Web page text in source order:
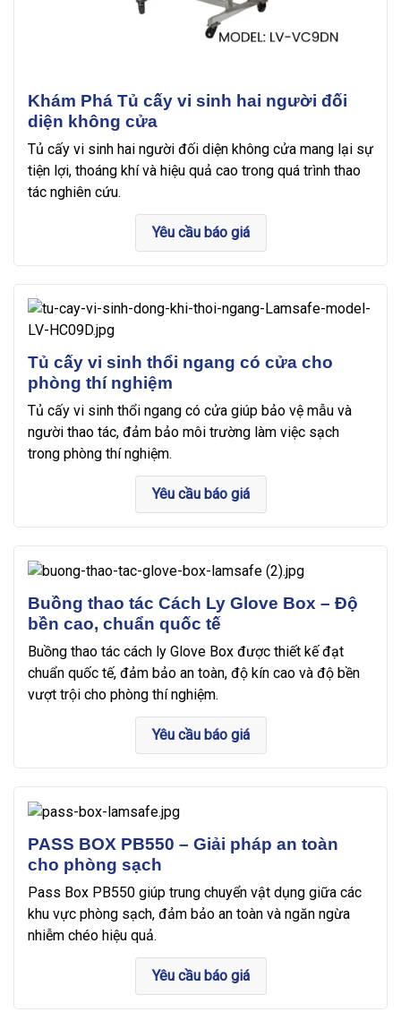
Khám Phá Tủ cấy vi sinh hai người đối
diện không cửa
Tủ cấy vi sinh hai người đối diện không cửa mang lại sự
tiện lợi, thoáng khí và hiệu quả cao trong quá trình thao
tác nghiên cứu.
Yêu cầu báo giá
Tủ cấy vi sinh thổi ngang có cửa cho
phòng thí nghiệm
Tủ cấy vi sinh thổi ngang có cửa giúp bảo vệ mẫu và
người thao tác, đảm bảo môi trường làm việc sạch
trong phòng thí nghiệm.
Yêu cầu báo giá
Buồng thao tác Cách Ly Glove Box – Độ
bền cao, chuẩn quốc tế
Buồng thao tác cách ly Glove Box được thiết kế đạt
chuẩn quốc tế, đảm bảo an toàn, độ kín cao và độ bền
vượt trội cho phòng thí nghiệm.
Yêu cầu báo giá
PASS BOX PB550 – Giải pháp an toàn
cho phòng sạch
Pass Box PB550 giúp trung chuyển vật dụng giữa các
khu vực phòng sạch, đảm bảo an toàn và ngăn ngừa
nhiễm chéo hiệu quả.
Yêu cầu báo giá